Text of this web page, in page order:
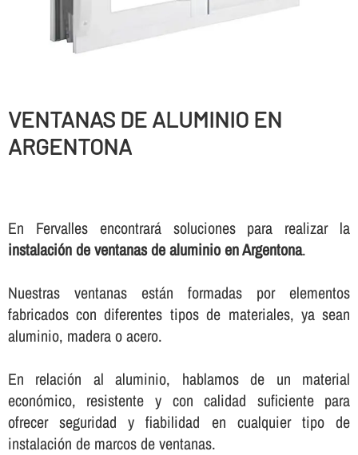
VENTANAS DE ALUMINIO EN
ARGENTONA
En Fervalles encontrará soluciones para realizar la
instalación de ventanas de aluminio en Argentona.
Nuestras ventanas están formadas por elementos
fabricados con diferentes tipos de materiales, ya sean
aluminio, madera o acero.
En relación al aluminio, hablamos de un material
económico, resistente y con calidad suficiente para
ofrecer seguridad y fiabilidad en cualquier tipo de
instalación de marcos de ventanas.